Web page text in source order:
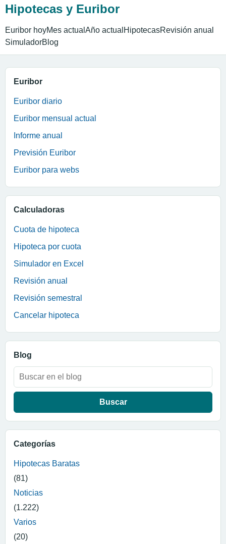
Hipotecas y Euribor
Euribor hoyMes actual Año actual HipotecasRevisión anual
SimuladorBlog
Euribor
Euribor diario
Euribor mensual actual
Informe anual
Previsión Euribor
Euribor para webs
Calculadoras
Cuota de hipoteca
Hipoteca por cuota
Simulador en Excel
Revisión anual
Revisión semestral
Cancelar hipoteca
Blog
Buscar:
Categorías
Hipotecas Baratas
(81)
Noticias
(1.222)
Varios
(20)